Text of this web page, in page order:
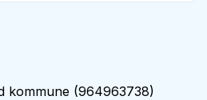
kommune (964963738)